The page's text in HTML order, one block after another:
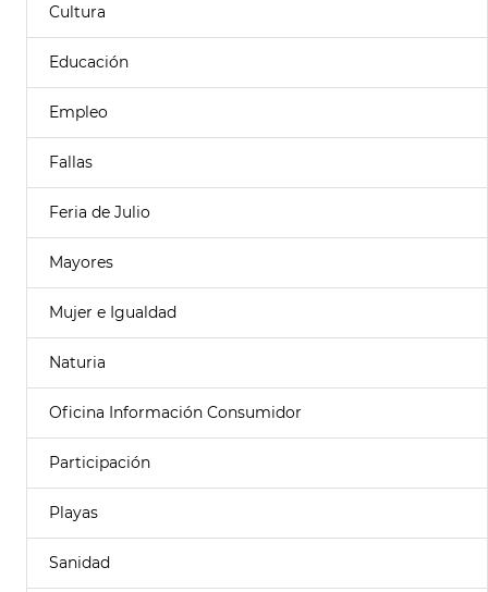
Cultura
Educación
Empleo
Fallas
Feria de Julio
Mayores
Mujer e Igualdad
Naturia
Oficina Información Consumidor
Participación
Playas
Sanidad